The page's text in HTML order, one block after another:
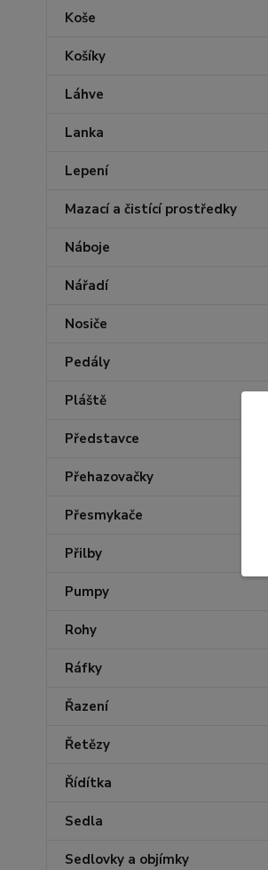
Koše
Košíky
Láhve
Lanka
Lepení
Mazací a čistící prostředky
Náboje
Nářadí
Nosiče
Pedály
Pláště
Představce
Přehazovačky
Přesmykače
Přilby
Pumpy
Rohy
Ráfky
Řazení
Řetězy
Řídítka
Sedla
Sedlovky a objímky